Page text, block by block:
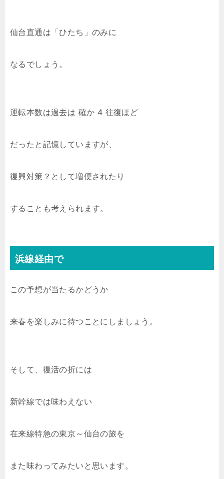
仙台直通は「ひたち」のみに
なるでしょう。
運転本数は過去は 確か 4 往復ほど
だったと記憶していますが、
復興対策？として増便されたり
することも考えられます。
浜線経由で
この予想が当たるかどうか
来春を楽しみに待つことにしましょう。
そして、復活の折には
新幹線では味わえない
在来線特急の東京～仙台の旅を
また味わってみたいと思います。